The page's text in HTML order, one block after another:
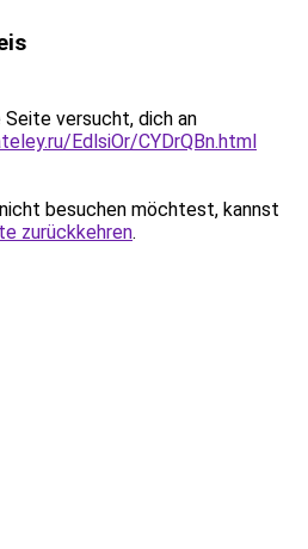
versucht, dich an
EdlsiOr/CYDrQBn.html
besuchen möchtest, kannst
zurückkehren.